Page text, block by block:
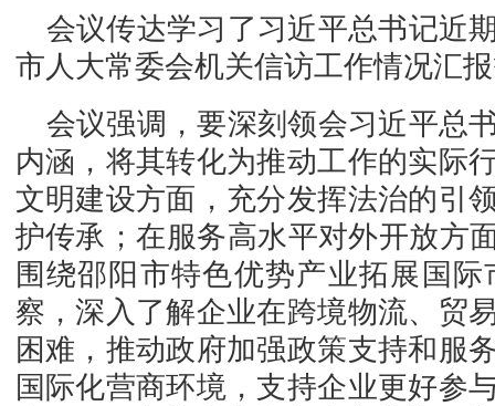
会议传达学习了习近平总书记近
市人大常委会机关信访工作情况汇
会议强调，要深刻领会习近平总
内涵，将其转化为推动工作的实际
文明建设方面，充分发挥法治的引
护传承；在服务高水平对外开放方
围绕邵阳市特色优势产业拓展国
察，深入了解企业在跨境物流、贸
困难，推动政府加强政策支持和服
国际化营商环境，支持企业更好参